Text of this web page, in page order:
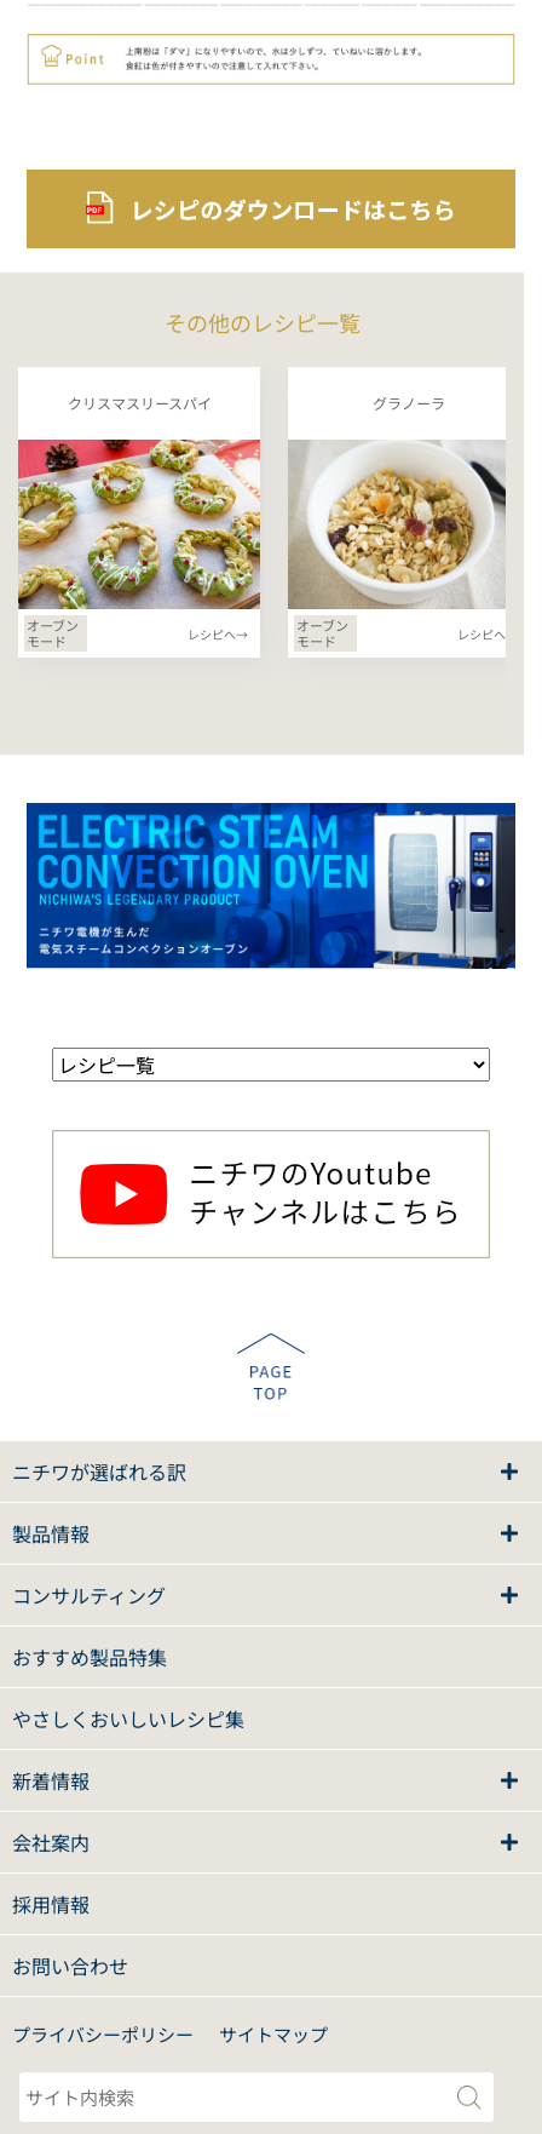
その他のレシピ一覧
クリスマスリースパイ
オーブン
モード
レシピへ→
グラノーラ
オーブン
モード
レシピへ→
ニチワが選ばれる訳
製品情報
コンサルティング
おすすめ製品特集
やさしくおいしいレシピ集
新着情報
会社案内
採用情報
お問い合わせ
プライバシーポリシー サイトマップ